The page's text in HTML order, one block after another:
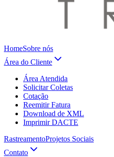
HomeSobre nós
Área do Cliente
Área Atendida
Solicitar Coletas
Cotação
Reemitir Fatura
Download de XML
Imprimir DACTE
RastreamentoProjetos Sociais
Contato